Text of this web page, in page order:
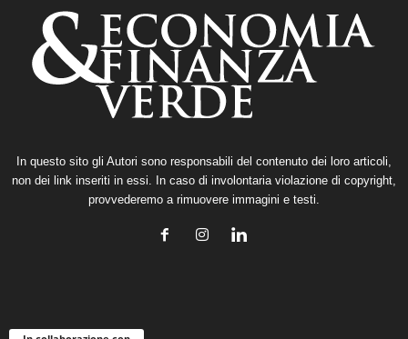
In questo sito gli Autori sono responsabili del contenuto dei loro articoli,
non dei link inseriti in essi. In caso di involontaria violazione di copyright,
provvederemo a rimuovere immagini e testi.